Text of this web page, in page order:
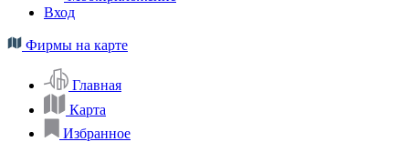
Вход
Фирмы на карте
Главная
Карта
Избранное